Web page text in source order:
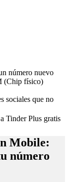
número nuevo
(Chip físico)
sociales que no
Tinder Plus gratis
Mobile:
número